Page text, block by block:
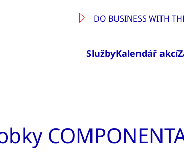
DO BUSINESS WITH
SlužbyKalendář akcí